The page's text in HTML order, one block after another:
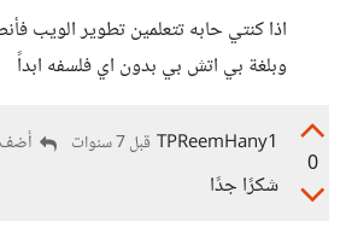
اذا كنتي حابه تتعلمين تطوير الويب
وبلغة بي اتش بي بدون اي فلسفه ابداً
0
TPReemHany1 قبل 7 سنوات أضف
شكرًا جدًا